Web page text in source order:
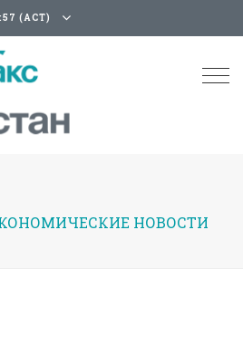
(АСТ)
НОВОСТИ